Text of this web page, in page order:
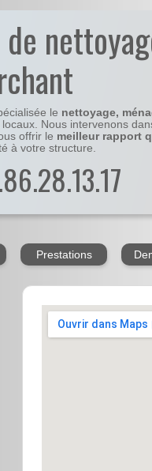
le nettoyage,
Nous intervenons
offrir le meilleur rapport
à votre structure.
Prestations